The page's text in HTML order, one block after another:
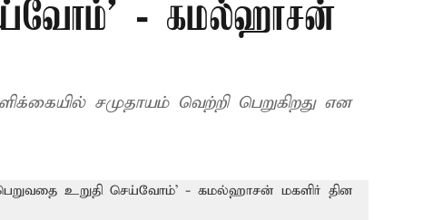
- கமல்ஹாசன்
சமுதாயம் வெற்றி பெறுகிறது என